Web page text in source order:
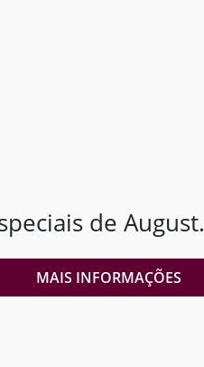
de August.
MAIS INFORMAÇÕES